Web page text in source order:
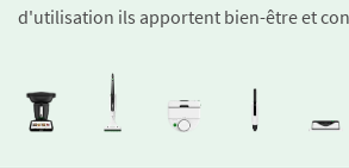
d'utilisation ils apportent bien-être et